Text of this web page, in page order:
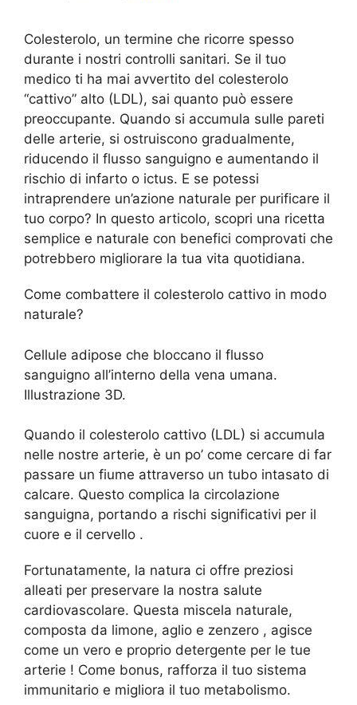
Colesterolo, un termine che ricorre spesso
durante i nostri controlli sanitari. Se il tuo
medico ti ha mai avvertito del colesterolo
“cattivo” alto (LDL), sai quanto può essere
preoccupante. Quando si accumula sulle pareti
delle arterie, si ostruiscono gradualmente,
riducendo il flusso sanguigno e aumentando il
rischio di infarto o ictus. E se potessi
intraprendere un’azione naturale per purificare il
tuo corpo? In questo articolo, scopri una ricetta
semplice e naturale con benefici comprovati che
potrebbero migliorare la tua vita quotidiana.
Come combattere il colesterolo cattivo in modo
naturale?
Cellule adipose che bloccano il flusso
sanguigno all’interno della vena umana.
Illustrazione 3D.
Quando il colesterolo cattivo (LDL) si accumula
nelle nostre arterie, è un po’ come cercare di far
passare un fiume attraverso un tubo intasato di
calcare. Questo complica la circolazione
sanguigna, portando a rischi significativi per il
cuore e il cervello .
Fortunatamente, la natura ci offre preziosi
alleati per preservare la nostra salute
cardiovascolare. Questa miscela naturale,
composta da limone, aglio e zenzero , agisce
come un vero e proprio detergente per le tue
arterie ! Come bonus, rafforza il tuo sistema
immunitario e migliora il tuo metabolismo.